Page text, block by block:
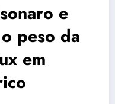
e
peso da
em